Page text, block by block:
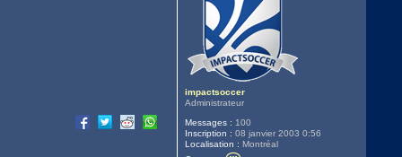
impactsoccer
Administrateur
Messages : 100
Inscription : 08 janvier 2003 0:56
Localisation : Montréal